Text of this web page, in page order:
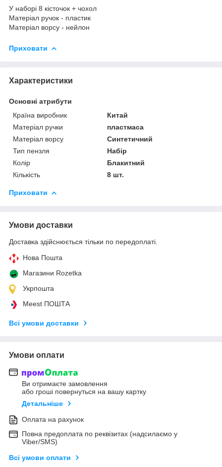
У наборі 8 кісточок + чохол
Матеріал ручок - пластик
Матеріал ворсу - нейлон
Приховати
Характеристики
Основні атрибути
Країна виробник
Китай
Матеріал ручки
пластмаса
Матеріал ворсу
Синтетичний
Тип пензля
Набір
Колір
Блакитний
Кількість
8 шт.
Приховати
Умови доставки
Доставка здійснюється тільки по передоплаті.
Нова Пошта
Магазини Rozetka
Укрпошта
Meest ПОШТА
Всі умови доставки
Умови оплати
Ви отримаєте замовлення
або гроші повернуться на вашу картку
Детальніше
Оплата на рахунок
Повна предоплата по реквізитах (надсилаємо у
Viber/SMS)
Всі умови оплати